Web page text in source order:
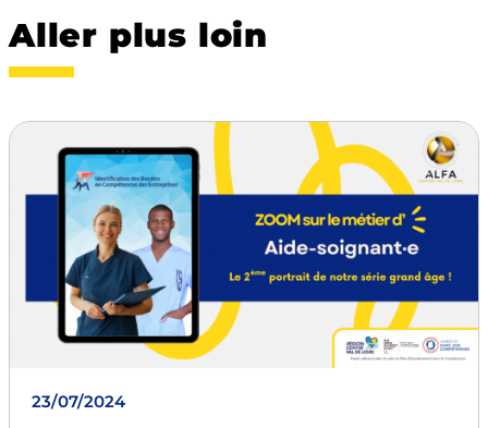
Aller plus loin
23/07/2024